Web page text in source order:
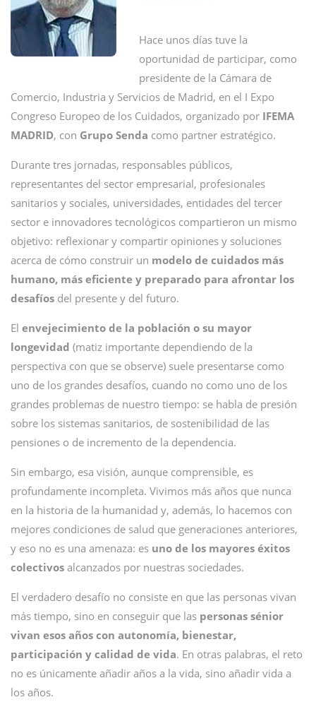
Hace unos días tuve la
oportunidad de participar, como
presidente de la Cámara de
Comercio, Industria y Servicios de Madrid, en el I Expo
Congreso Europeo de los Cuidados, organizado por IFEMA
MADRID, con Grupo Senda como partner estratégico.
Durante tres jornadas, responsables públicos,
representantes del sector empresarial, profesionales
sanitarios y sociales, universidades, entidades del tercer
sector e innovadores tecnológicos compartieron un mismo
objetivo: reflexionar y compartir opiniones y soluciones
acerca de cómo construir un modelo de cuidados más
humano, más eficiente y preparado para afrontar los
desafíos del presente y del futuro.
El envejecimiento de la población o su mayor
longevidad (matiz importante dependiendo de la
perspectiva con que se observe) suele presentarse como
uno de los grandes desafíos, cuando no como uno de los
grandes problemas de nuestro tiempo: se habla de presión
sobre los sistemas sanitarios, de sostenibilidad de las
pensiones o de incremento de la dependencia.
Sin embargo, esa visión, aunque comprensible, es
profundamente incompleta. Vivimos más años que nunca
en la historia de la humanidad y, además, lo hacemos con
mejores condiciones de salud que generaciones anteriores,
y eso no es una amenaza: es uno de los mayores éxitos
colectivos alcanzados por nuestras sociedades.
El verdadero desafío no consiste en que las personas vivan
más tiempo, sino en conseguir que las personas sénior
vivan esos años con autonomía, bienestar,
participación y calidad de vida. En otras palabras, el reto
no es únicamente añadir años a la vida, sino añadir vida a
los años.